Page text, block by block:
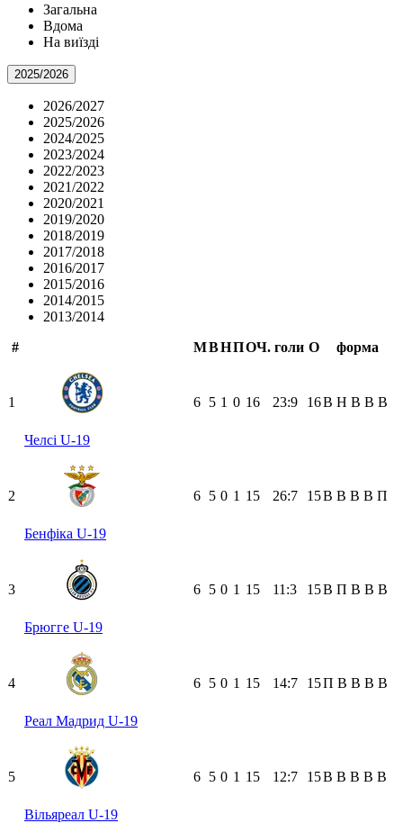
Загальна
Вдома
На виїзді
2025/2026
2026/2027
2025/2026
2024/2025
2023/2024
2022/2023
2021/2022
2020/2021
2019/2020
2018/2019
2017/2018
2016/2017
2015/2016
2014/2015
2013/2014
#
МВНПОЧ. голи О форма
1
Челсі U-19
6 5 1 0 16 23:9 16В Н В В В
2
Бенфіка U-19
6 5 0 1 15 26:7 15В В В В П
3
Брюгге U-19
6 5 0 1 15 11:3 15В П В В В
4
Реал Мадрид U-19
6 5 0 1 15 14:7 15П В В В В
5
Вільяреал U-19
6 5 0 1 15 12:7 15В В В В В